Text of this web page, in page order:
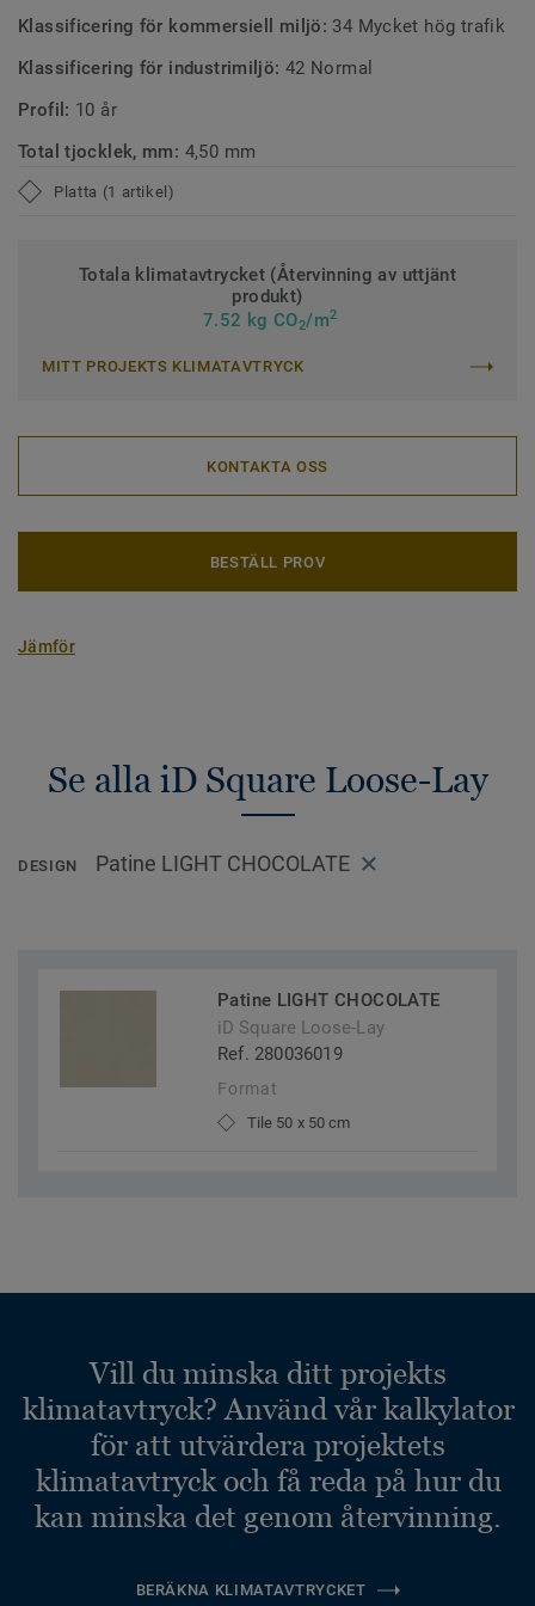
Klassificering för kommersiell miljö: 34 Mycket hög trafik
Klassificering för industrimiljö: 42 Normal
Profil: 10 år
Total tjocklek, mm: 4,50 mm
Platta (1 artikel)
Totala klimatavtrycket (Återvinning av uttjänt
produkt)
7.52 kg CO2/m2
MITT PROJEKTS KLIMATAVTRYCK
KONTAKTA OSS
BESTÄLL PROV
Jämför
Se alla iD Square Loose-Lay
DESIGN Patine LIGHT CHOCOLATE
Patine LIGHT CHOCOLATE
iD Square Loose-Lay
Ref. 280036019
Format
Tile 50 x 50 cm
Vill du minska ditt projekts
klimatavtryck? Använd vår kalkylator
för att utvärdera projektets
klimatavtryck och få reda på hur du
kan minska det genom återvinning.
BERÄKNA KLIMATAVTRYCKET